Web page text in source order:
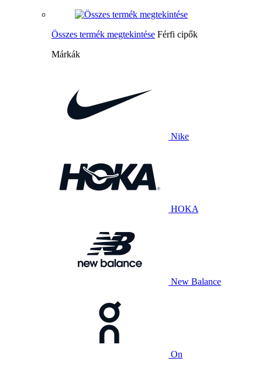
Összes termék megtekintése Férfi cipők
Márkák
Nike
HOKA
New Balance
On